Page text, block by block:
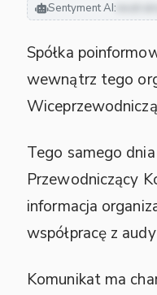
Sentyment AI:
Spółka
wewnątrz tego
Tego samego
Przewodniczący
informacja
współpracę z
Komunikat ma